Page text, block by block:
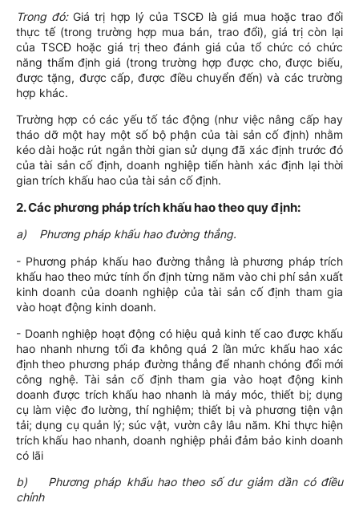
Trong đó:Giá trị hợp lý của TSCĐ là giá mua hoặc trao đổi
thực tế (trong trường hợp mua bán, trao đổi), giá trị còn lại
của TSCĐ hoặc giá trị theo đánh giá của tổ chức có chức
năng thẩm định giá (trong trường hợp được cho, được biếu,
được tặng, được cấp, được điều chuyển đến) và các trường
hợp khác.
Trường hợp có các yếu tố tác động (như việc nâng cấp hay
tháo dỡ một hay một số bộ phận của tài sản cố định) nhằm
kéo dài hoặc rút ngắn thời gian sử dụng đã xác định trước đó
của tài sản cố định, doanh nghiệp tiến hành xác định lại thời
gian trích khấu hao của tài sản cố định.
2. Các phương pháp trích khấu hao theo quy định:
a) Phương pháp khấu hao đường thẳng.
- Phương pháp khấu hao đường thẳng là phương pháp trích
khấu hao theo mức tính ổn định từng năm vào chi phí sản xuất
kinh doanh của doanh nghiệp của tài sản cố định tham gia
vào hoạt động kinh doanh.
- Doanh nghiệp hoạt động có hiệu quả kinh tế cao được khấu
hao nhanh nhưng tối đa không quá 2 lần mức khấu hao xác
định theo phương pháp đường thẳng để nhanh chóng đổi mới
công nghệ. Tài sản cố định tham gia vào hoạt động kinh
doanh được trích khấu hao nhanh là máy móc, thiết bị; dụng
cụ làm việc đo lường, thí nghiệm; thiết bị và phương tiện vận
tải; dụng cụ quản lý; súc vật, vườn cây lâu năm. Khi thực hiện
trích khấu hao nhanh, doanh nghiệp phải đảm bảo kinh doanh
có lãi
b) Phương pháp khấu hao theo số dư giảm dần có điều
chỉnh